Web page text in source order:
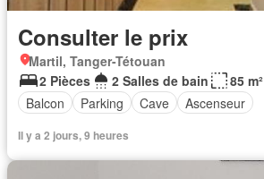
Consulter le prix
Martil, Tanger-Tétouan
2 Pièces
2 Salles de bain
85 m²
Balcon
Parking Cave Ascenseur
Il y a 2 jours, 9 heures